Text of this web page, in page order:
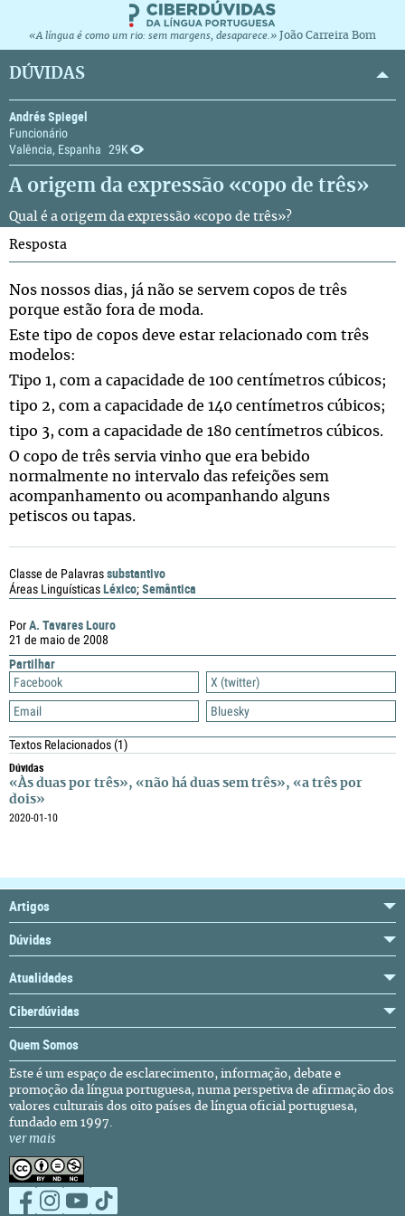
«A língua é como um rio: sem margens, desaparece.» João Carreira Bom
DÚVIDAS
Andrés Spiegel
Funcionário
Valência, Espanha 29K
A origem da expressão «copo de três»
Qual é a origem da expressão «copo de três»?
PorA. Tavares Louro
21 de maio de 2008
Partilhar
Facebook
X (twitter)
Email
Bluesky
Textos Relacionados(1)
Dúvidas
«Às duas por três», «não há duas sem três», «a três por
dois»
2020-01-10
Resposta
Nos nossos dias, já não se servem copos de três
porque estão fora de moda.
Este tipo de copos deve estar relacionado com três
modelos:
Tipo 1, com a capacidade de 100 centímetros cúbicos;
tipo 2, com a capacidade de 140 centímetros cúbicos;
tipo 3, com a capacidade de 180 centímetros cúbicos.
O copo de três servia vinho que era bebido
normalmente no intervalo das refeições sem
acompanhamento ou acompanhando alguns
petiscos ou tapas.
Classe de Palavrassubstantivo
Áreas LinguísticasLéxico;Semântica
Artigos
Dúvidas
Atualidades
Ciberdúvidas
Quem Somos
Este é um espaço de esclarecimento, informação, debate e
promoção da língua portuguesa, numa perspetiva de afirmação dos
valores culturais dos oito países de língua oficial portuguesa,
fundado em 1997.
ver mais